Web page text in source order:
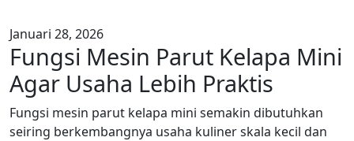
Januari 28, 2026
Fungsi Mesin Parut Kelapa Mini
Agar Usaha Lebih Praktis
Fungsi mesin parut kelapa mini semakin dibutuhkan
seiring berkembangnya usaha kuliner skala kecil dan